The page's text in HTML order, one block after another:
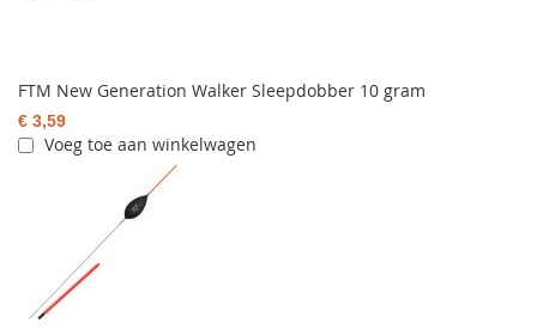
FTM New Generation Walker Sleepdobber 10 gram
€ 3,59
Voeg toe aan winkelwagen